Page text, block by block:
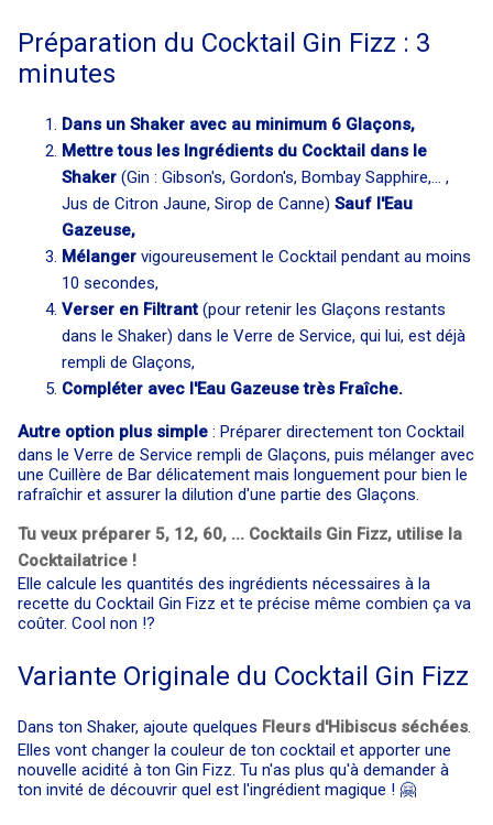
Préparation du Cocktail Gin Fizz : 3
minutes
Dans un Shaker avec au minimum 6 Glaçons,
Mettre tous les Ingrédients du Cocktail dans le
Shaker (Gin : Gibson's, Gordon's, Bombay Sapphire,... ,
Jus de Citron Jaune, Sirop de Canne) Sauf l'Eau
Gazeuse,
Mélanger vigoureusement le Cocktail pendant au moins
10 secondes,
Verser en Filtrant (pour retenir les Glaçons restants
dans le Shaker) dans le Verre de Service, qui lui, est déjà
rempli de Glaçons,
Compléter avec l'Eau Gazeuse très Fraîche.
Autre option plus simple : Préparer directement ton Cocktail
dans le Verre de Service rempli de Glaçons, puis mélanger avec
une Cuillère de Bar délicatement mais longuement pour bien le
rafraîchir et assurer la dilution d'une partie des Glaçons.
Tu veux préparer 5, 12, 60, ... Cocktails Gin Fizz, utilise la
Cocktailatrice !
Elle calcule les quantités des ingrédients nécessaires à la
recette du Cocktail Gin Fizz et te précise même combien ça va
coûter. Cool non !?
Variante Originale du Cocktail Gin Fizz
Dans ton Shaker, ajoute quelques Fleurs d'Hibiscus séchées.
Elles vont changer la couleur de ton cocktail et apporter une
nouvelle acidité à ton Gin Fizz. Tu n'as plus qu'à demander à
ton invité de découvrir quel est l'ingrédient magique ! 🤗